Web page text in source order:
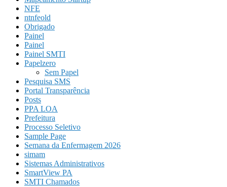
NFE
ntnfeold
Obrigado
Painel
Painel
Painel SMTI
Papelzero
Sem Papel
Pesquisa SMS
Portal Transparência
Posts
PPA LOA
Prefeitura
Processo Seletivo
Sample Page
Semana da Enfermagem 2026
simam
Sistemas Administrativos
SmartView PA
SMTI Chamados